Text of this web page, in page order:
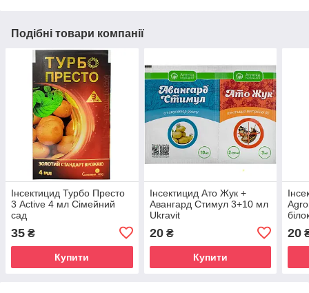
Подібні товари компанії
Інсектицид Турбо Престо
3 Active 4 мл Сімейний
сад
35 ₴
Купити
Інсектицид Ато Жук +
Авангард Стимул 3+10 мл
Ukravit
20₴
Купити
20